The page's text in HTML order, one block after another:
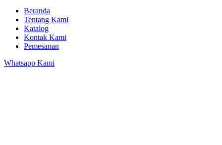
Beranda
Tentang Kami
Katalog
Kontak Kami
Pemesanan
Whatsapp Kami